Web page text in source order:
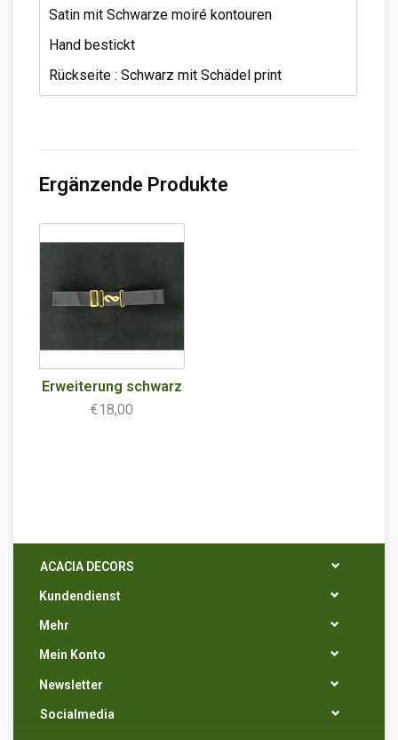
Satin mit Schwarze moiré kontouren
Hand bestickt
Rückseite : Schwarz mit Schädel print
Ergänzende Produkte
Erweiterung schwarz
€18,00
ACACIA DECORS
Kundendienst
Mehr
Mein Konto
Newsletter
Socialmedia